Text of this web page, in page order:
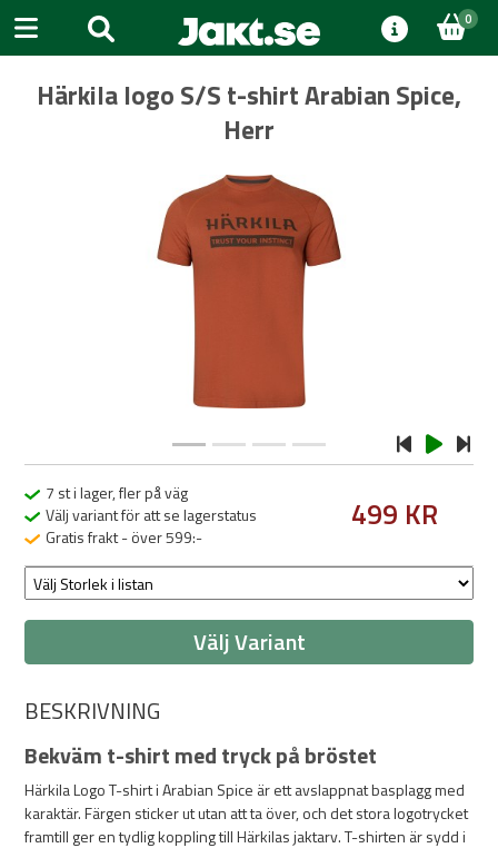
0
Härkila logo S/S t-shirt Arabian Spice,
Herr
7 st i lager, fler på väg
Välj variant för att se lagerstatus
Gratis frakt - över 599:-
499 KR
Välj Variant
BESKRIVNING
Bekväm t-shirt med tryck på bröstet
Härkila Logo T-shirt i Arabian Spice är ett avslappnat basplagg med
karaktär. Färgen sticker ut utan att ta över, och det stora logotrycket
framtill ger en tydlig koppling till Härkilas jaktarv. T-shirten är sydd i